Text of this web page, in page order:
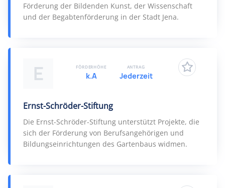
Förderung der Bildenden Kunst, der Wissenschaft
und der Begabtenförderung in der Stadt Jena.
E
Ernst-Schröder-Stiftung
Die Ernst-Schröder-Stiftung unterstützt Projekte, die
sich der Förderung von Berufsangehörigen und
Bildungseinrichtungen des Gartenbaus widmen.
FÖRDERHÖHE
k.A
ANTRAG
Jederzeit